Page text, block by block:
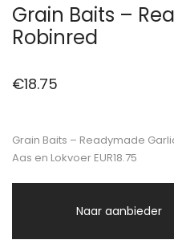
Grain Baits –
Robinred
€18.75
Grain Baits – Readymade
Aas en Lokvoer EUR18.75
Naar aanbieder